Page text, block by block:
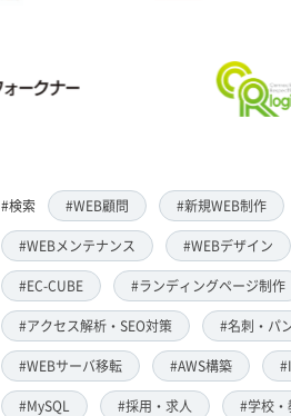
#検索 #WEB顧問 #新規WEB制作
#WEBメンテナンス #WEBデザイン
#EC-CUBE #ランディングページ制作
#アクセス解析・SEO対策 #名刺・パ
#WEBサーバ移転 #AWS構築
#MySQL #採用・求人 #学校